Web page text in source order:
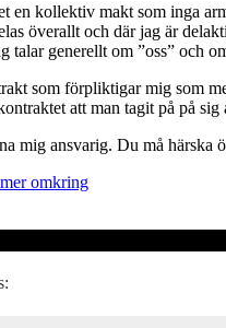
kollektiv makt som inga
överallt och där jag är
generellt om ”oss” och
som förpliktigar mig som
att man tagit på på
mig ansvarig. Du må
omkring